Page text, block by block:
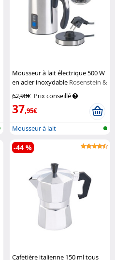
Mousseur à lait électrique 500 W
en acier inoxydable Rosenstein &
62,90€ Prix conseillé
37,95€
Mousseur à lait
Cafetière italienne 150 ml tous
-44 %